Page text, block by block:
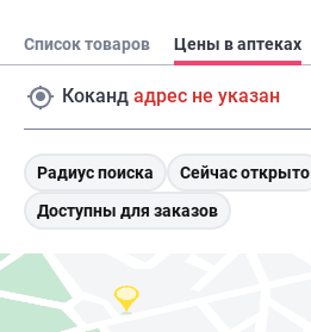
Список товаров Цены в аптеках
Коканд адрес не указан
Радиус поиска Сейчас открыто
Доступны для заказов